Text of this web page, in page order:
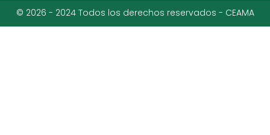
© 2026 - 2024 Todos los derechos reservados - CEAMA